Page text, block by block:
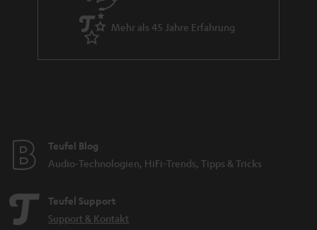
Mehr als 45 Jahre Erfahrung
Teufel Blog
Audio-Technologien, HiFi-Trends, Tipps & Tricks
Teufel Support
Support & Kontakt